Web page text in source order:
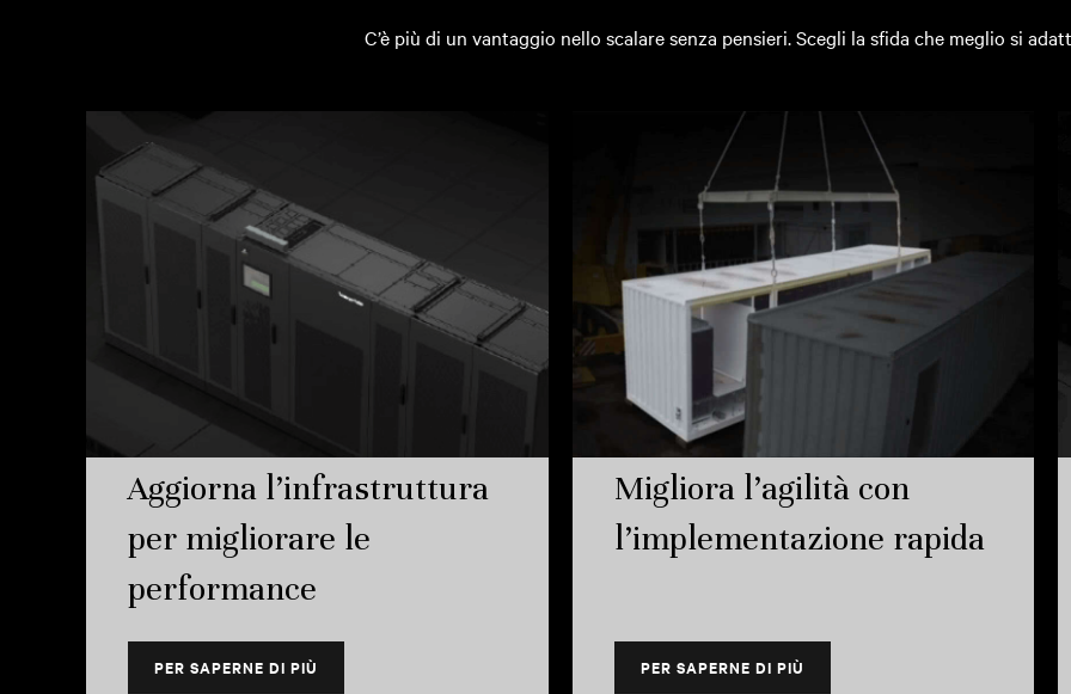
C’è più di un vantaggio nello scalare senza pensieri. Scegli la sfida che meglio si
Aggiorna l’infrastruttura
per migliorare le
performance
PER SAPERNE DI PIÙ
Migliora l’agilità con
l’implementazione rapida
PER SAPERNE DI PIÙ